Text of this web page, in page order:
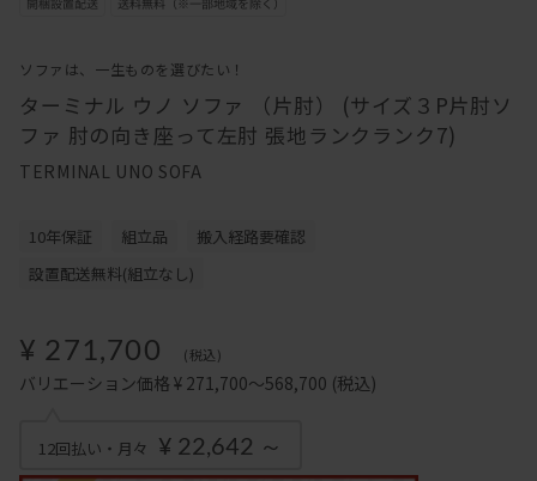
ソファは、一生ものを選びたい！
ターミナル ウノ ソファ （片肘） (サイズ３P片肘ソ
ファ 肘の向き座って左肘 張地ランクランク7)
TERMINAL UNO SOFA
10年保証 組立品
搬入経路要確認
設置配送無料(組立なし)
¥ 271,700 (税込)
バリエーション価格 ¥ 271,700～568,700 (税込)
12回払い・月々 ¥ 22,642 ～